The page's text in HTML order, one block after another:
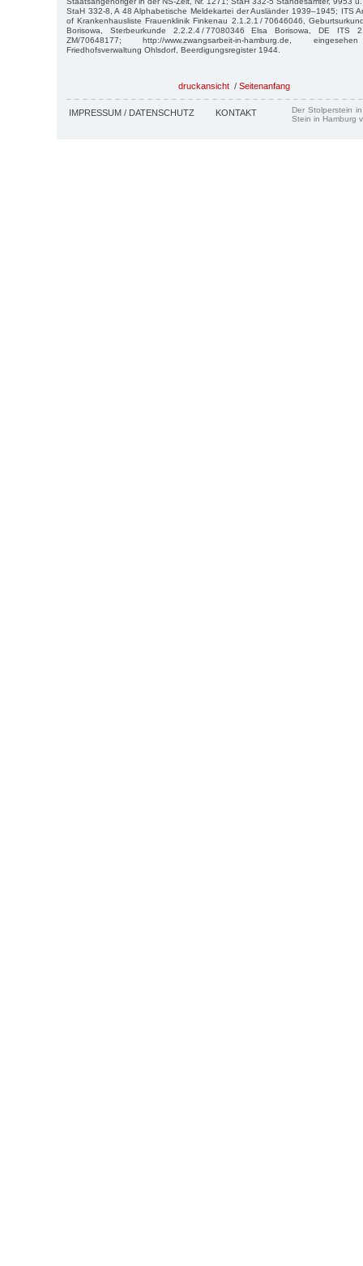
StaH 332-8, A 48 Alphabetische Meldekartei der Ausländer 1939–1945; ITS
of Krankenhausliste Frauenklinik Finkenau 2.1.2.1 / 70646046,
Borisowa, Sterbeurkunde 2.2.2.4 / 77080346 Elsa Borisowa, DE
ZM/70648177; http://www.zwangsarbeit-in-hamburg.de,
Friedhofsverwaltung Ohlsdorf, Beerdigungsregister 1944.
druckansicht / Seitenanfang
IMPRESSUM / DATENSCHUTZ KONTAKT
Der Stolperstein
Stein in Hamburg